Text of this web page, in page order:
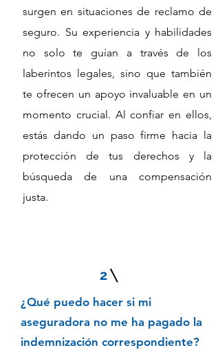
surgen en situaciones de reclamo de
seguro. Su experiencia y habilidades
no solo te guían a través de los
laberintos legales, sino que también
te ofrecen un apoyo invaluable en un
momento crucial. Al confiar en ellos,
estás dando un paso firme hacia la
protección de tus derechos y la
búsqueda de una compensación
justa.
2
¿Qué puedo hacer si mi
aseguradora no me ha pagado la
indemnización correspondiente?